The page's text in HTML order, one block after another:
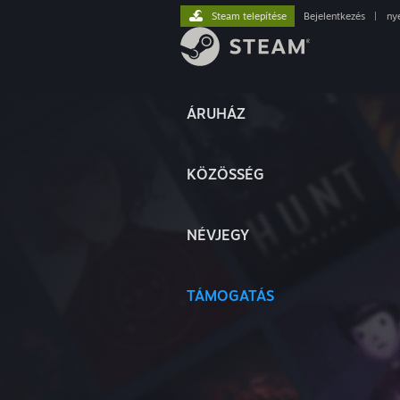
ÁRUHÁZ
KÖZÖSSÉG
NÉVJEGY
TÁMOGATÁS
Steam telepítése Bejelentkezés